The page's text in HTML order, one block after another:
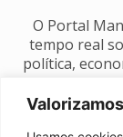
O Portal
tempo real
política,